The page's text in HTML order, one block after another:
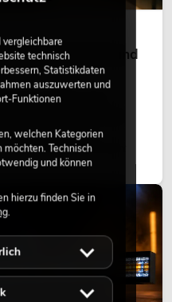
Sicherheit und
Sie schaffen eine
das Ambiente und
Restaurants,
auf Messeständen:
heute längst zum
technisch
Statistikdaten
auszuwerten und
Funktionen
welchen Kategorien
Technisch
und können
hierzu finden Sie in
.